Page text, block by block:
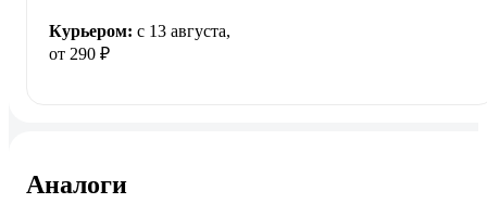
Курьером: c 13 августа,
от 290 ₽
Аналоги